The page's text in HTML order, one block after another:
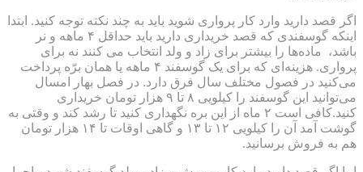
اگر قصد دارید وارد کار پرواری شوید باید به چند نکته توجه کنید. ابتدا
اینکه گوسفندی که قصد خریداری دارید باید حداقل ۴ ماهه و نر
باشد، ماده‌ها را بیشتر برای زاد و ولد انتخاب می کنند نه برای
پرواری. هزینه‌ای که برای یک گوسفند ۴ ماهه یا همان برّه پرداخت
می‌کنید در فصول مختلف سال فرق دارد. در فصل بهار امسال
می‌توانید این گوسفند را کیلویی ۸ تا ۹ هزار تومان خریداری
کنید.کافی است ۲ ماه از این بره نگهداری کنید تا رشد کند و وقتی به
گوشت آمد آن را کیلویی ۱۲ تا ۱۳ و گاهی اوقات تا ۱۴ هزار تومان
هم به فروش برسانید.